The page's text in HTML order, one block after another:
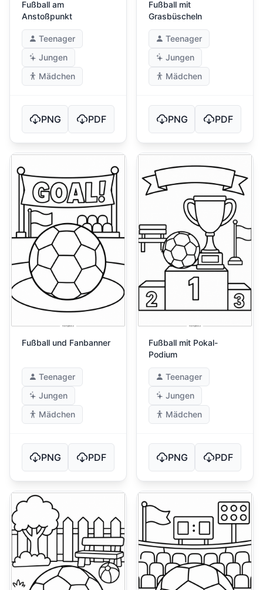
Fußball am
Anstoßpunkt
Teenager
Jungen
Mädchen
PNG PDF
Fußball mit
Grasbüscheln
Teenager
Jungen
Mädchen
PNG PDF
Fußball und Fanbanner
Teenager
Jungen
Mädchen
PNG PDF
Fußball mit Pokal-
Podium
Teenager
Jungen
Mädchen
PNG PDF